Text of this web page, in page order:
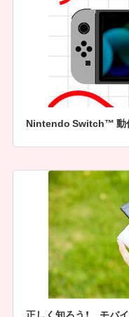
Nintendo Switch™ 動
正しく知ろう！ モバ